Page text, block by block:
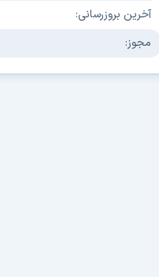
آخرین بروزرسانی:
مجوز: